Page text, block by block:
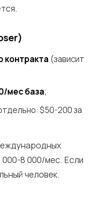
контракта (зависит
мес база;
$50-200 за
8 000/мес. Если
человек.